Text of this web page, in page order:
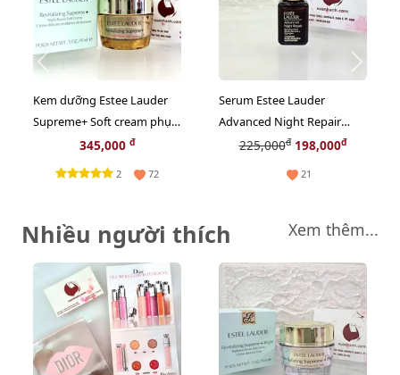
Kem dưỡng Estee Lauder
Supreme+ Soft cream phục
hồi da chuyên sâu, 15ml
345,000 đ
2 72
Serum Estee Lauder
Advanced Night Repair
Multi-Recovery chống lão
225,000đ198,000đ
21
Nhiều người thích Xem thêm...